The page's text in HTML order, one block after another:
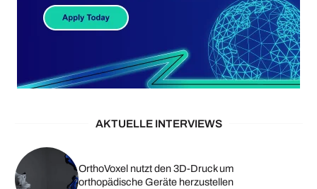
AKTUELLE INTERVIEWS
OrthoVoxel nutzt den 3D-Druck um
orthopädische Geräte herzustellen